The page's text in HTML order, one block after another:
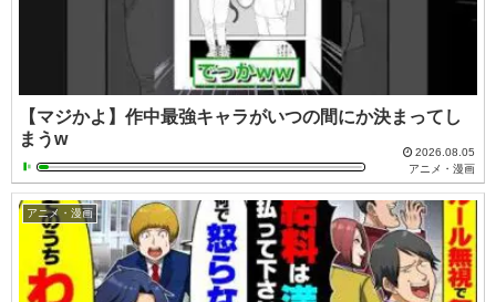
【マジかよ】作中最強キャラがいつの間にか決まってし
まうw
2026.08.05
アニメ・漫画
アニメ・漫画